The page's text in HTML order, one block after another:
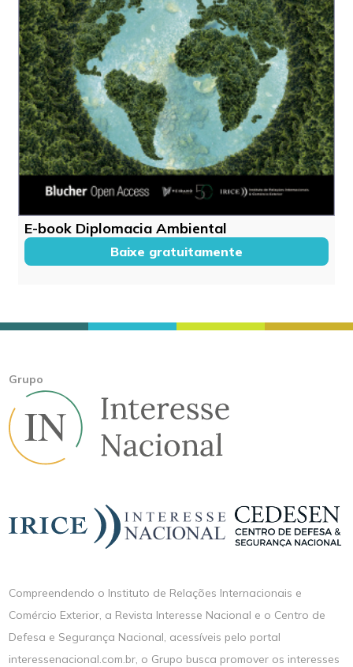
E-book Diplomacia Ambiental
Baixe gratuitamente
Grupo
Compreendendo o Instituto de Relações Internacionais e
Comércio Exterior, a Revista Interesse Nacional e o Centro de
Defesa e Segurança Nacional, acessíveis pelo portal
interessenacional.com.br, o Grupo busca promover os interesses